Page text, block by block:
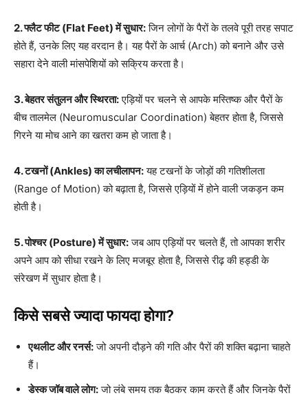
2. फ्लैट फीट (Flat Feet) में सुधार:जिन लोगों के पैरों के तलवे पूरी तरह सपाट
होते हैं, उनके लिए यह वरदान है। यह पैरों के आर्च (Arch) को बनाने और उसे
सहारा देने वाली मांसपेशियों को सक्रिय करता है।
3. बेहतर संतुलन और स्थिरता:एड़ियों पर चलने से आपके मस्तिष्क और पैरों के
बीच तालमेल (Neuromuscular Coordination) बेहतर होता है, जिससे
गिरने या मोच आने का खतरा कम हो जाता है।
4. टखनों (Ankles) का लचीलापन:यह टखनों के जोड़ों की गतिशीलता
(Range of Motion) को बढ़ाता है, जिससे एड़ियों में होने वाली जकड़न कम
होती है।
5. पोश्चर (Posture) में सुधार:जब आप एड़ियों पर चलते हैं, तो आपका शरीर
अपने आप को सीधा रखने के लिए मजबूर होता है, जिससे रीढ़ की हड्डी के
संरेखण में सुधार होता है।
किसे सबसे ज्यादा फायदा होगा?
एथलीट और रनर्स:जो अपनी दौड़ने की गति और पैरों की शक्ति बढ़ाना चाहते
हैं।
डेस्क जॉब वाले लोग:जो लंबे समय तक बैठकर काम करते हैं और जिनके पैरों